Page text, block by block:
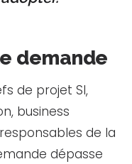
demande
de projet SI,
business
de la
dépasse